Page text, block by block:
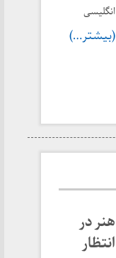
انگلیسی
(بیشتر…)
هنر در
انتظار